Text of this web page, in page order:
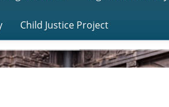
Child Justice Project